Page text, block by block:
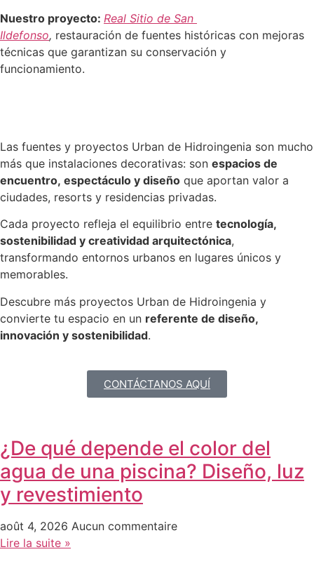
Nuestro proyecto: Real Sitio de San
Ildefonso, restauración de fuentes históricas con mejoras
técnicas que garantizan su conservación y
funcionamiento.
Las fuentes y proyectos Urban de Hidroingenia son mucho
más que instalaciones decorativas: son espacios de
encuentro, espectáculo y diseño que aportan valor a
ciudades, resorts y residencias privadas.
Cada proyecto refleja el equilibrio entre tecnología,
sostenibilidad y creatividad arquitectónica,
transformando entornos urbanos en lugares únicos y
memorables.
Descubre más proyectos Urban de Hidroingenia y
convierte tu espacio en un referente de diseño,
innovación y sostenibilidad.
CONTÁCTANOS AQUÍ
¿De qué depende el color del
agua de una piscina? Diseño, luz
y revestimiento
août 4, 2026 Aucun commentaire
Lire la suite »